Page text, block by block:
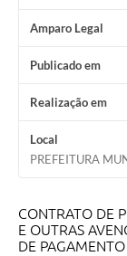
Amparo Legal
Publicado em
Realização em
Local
PREFEITURA
CONTRATO DE
E OUTRAS
DE